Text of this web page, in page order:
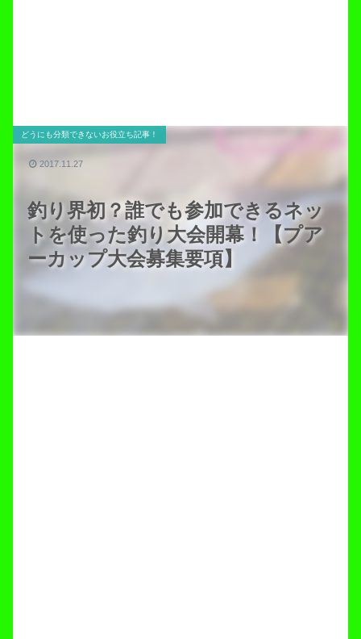
釣り界初？誰でも参加できるネッ
トを使った釣り大会開幕！【プア
ーカップ大会募集要項】
どうにも分類できないお役立ち記事！
2017.11.27